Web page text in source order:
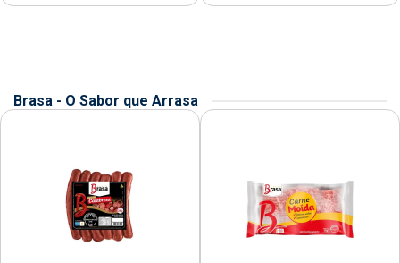
Brasa - O Sabor que Arrasa